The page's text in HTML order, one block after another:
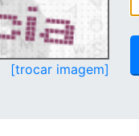
[trocar imagem]